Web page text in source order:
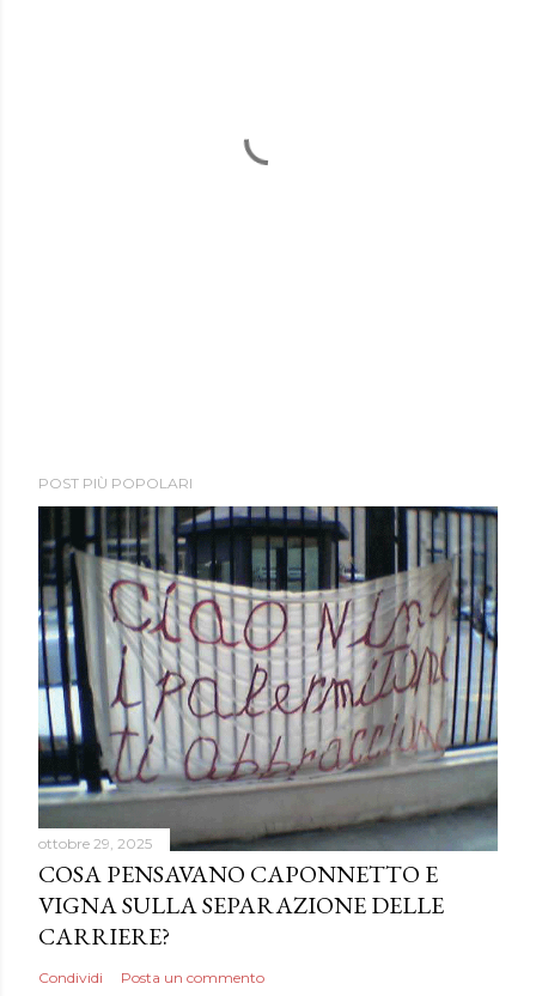
POST PIÙ POPOLARI
ottobre 29, 2025
COSA PENSAVANO CAPONNETTO E
VIGNA SULLA SEPARAZIONE DELLE
CARRIERE?
Condividi Posta un commento